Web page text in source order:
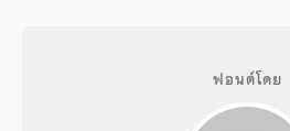
ฟอนต์โดย